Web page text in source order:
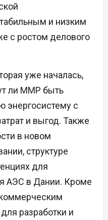
и низким
с ростом делового
уже началась,
ли ММР быть
энергосистему с
и выгод. Также
в новом
структуре
для
АЭС в Дании. Кроме
разработки и